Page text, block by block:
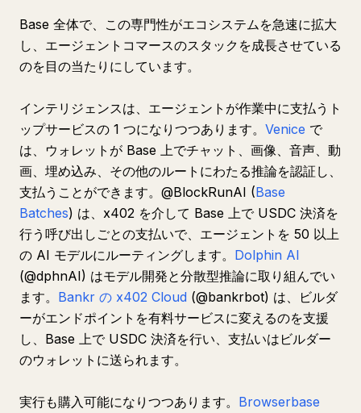
Base 全体で、この専門性がエコシステムを急速に拡大
し、エージェントコマースのスタックを成長させている
のを目の当たりにしています。
インテリジェンスは、エージェントが作業中に支払うト
ップサービスの 1 つになりつつあります。 Venice で
は、ウォレットが Base 上でチャット、画像、音声、動
画、埋め込み、その他のルートにわたる推論を認証し、
支払うことができます。@BlockRunAI (Base
Batches) は、x402 を介して Base 上で USDC 決済を
行う呼び出しごとの支払いで、エージェントを 50 以上
の AI モデルにルーティングします。 Dolphin AI
(@dphnAI) はモデル開発と分散型推論に取り組んでい
ます。 Bankr の x402 Cloud (@bankrbot) は、ビルダ
ーがエンドポイントを有料サービスに変えるのを支援
し、Base 上で USDC 決済を行い、支払いはビルダー
のウォレットに送られます。
実行も購入可能になりつつあります。 Browserbase